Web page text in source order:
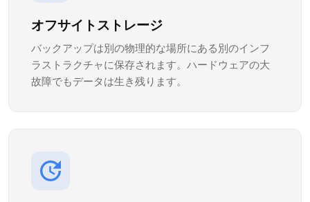
オフサイトストレージ
バックアップは別の物理的な場所にある別のインフ
ラストラクチャに保存されます。ハードウェアの大
故障でもデータは生き残ります。